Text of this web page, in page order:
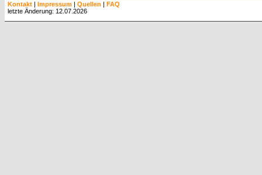
Kontakt | Impressum | Quellen | FAQ
letzte Änderung: 12.07.2026